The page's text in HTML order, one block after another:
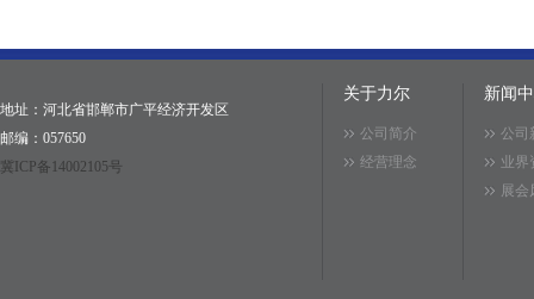
地址：河北省邯郸市广平经济开发区
邮编：057650
冀ICP备14002105号
关于力尔
公司简介
经营理念
新闻
公司
业界
展会